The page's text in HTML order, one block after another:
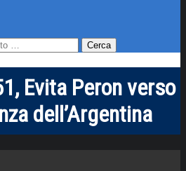
Evita Peron verso
dell’Argentina